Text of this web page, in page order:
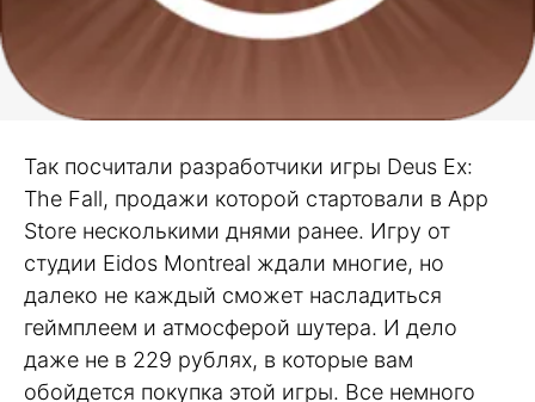
Так посчитали разработчики игры Deus Ex:
The Fall, продажи которой стартовали в App
Store несколькими днями ранее. Игру от
студии Eidos Montreal ждали многие, но
далеко не каждый сможет насладиться
геймплеем и атмосферой шутера. И дело
даже не в 229 рублях, в которые вам
обойдется покупка этой игры. Все немного